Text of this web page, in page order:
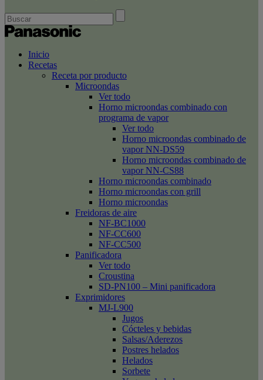
Inicio
Recetas
Receta por producto
Microondas
Ver todo
Horno microondas combinado con
programa de vapor
Ver todo
Horno microondas combinado de
vapor NN-DS59
Horno microondas combinado de
vapor NN-CS88
Horno microondas combinado
Horno microondas con grill
Horno microondas
Freidoras de aire
NF-BC1000
NF-CC600
NF-CC500
Panificadora
Ver todo
Croustina
SD-PN100 – Mini panificadora
Exprimidores
MJ-L900
Jugos
Cócteles y bebidas
Salsas/Aderezos
Postres helados
Helados
Sorbete